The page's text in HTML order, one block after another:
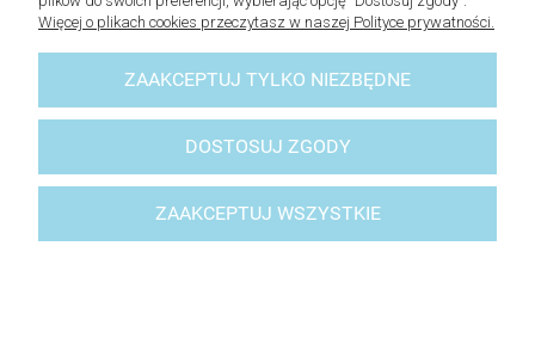
Laboni
© 2023 - lovelybaskets -Sklep z akcesoriami do domu
Więcej o plikach cookies przeczytasz w naszej Polityce prywatności.
ZAAKCEPTUJ TYLKO NIEZBĘDNE
DOSTOSUJ ZGODY
ZAAKCEPTUJ WSZYSTKIE